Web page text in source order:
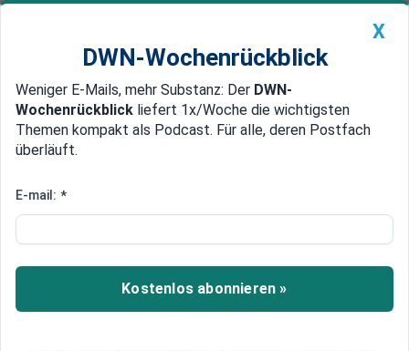
Newsticker MEIN DWN: Geldanlage Premium
Edelmetalle DWN-Magazin China
Anleger ziehen sich zurück
Börse in Athen bricht ein
Die Aktien der griechischen Banken fielen nach
der EZB-Entscheidung um mehr als 23 Prozent.
Der Leitindex brach um 9,4 Prozent auf 768
Punkte ein. Die zehnjährigen Staatsanleihen
X
DWN-Wochenrückblick
Weniger E-Mails, mehr Substanz: Der DWN-
Wochenrückblick liefert 1x/Woche die wichtigsten
Themen kompakt als Podcast. Für alle, deren Postfach
überläuft.
E-mail: *
Kostenlos abonnieren »